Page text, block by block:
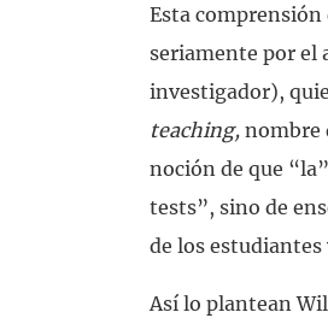
Esta
seriamente por el
investigador),
teaching, nombre
noción de que
tests”, sino de
de los
Así lo plantean